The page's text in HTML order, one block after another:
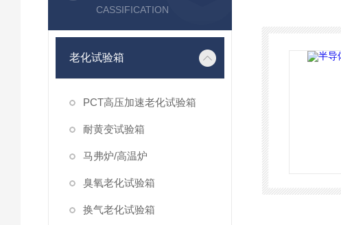
CASSIFICATION
老化试验箱
PCT高压加速老化试验箱
耐黄变试验箱
马弗炉/高温炉
臭氧老化试验箱
换气老化试验箱